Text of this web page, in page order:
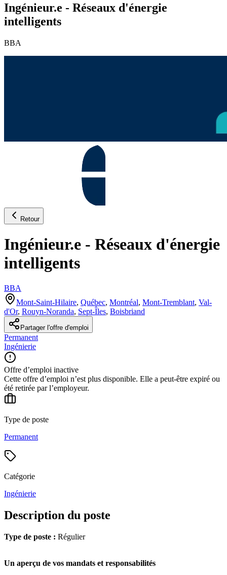
Ingénieur.e - Réseaux d'énergie
intelligents
BBA
Retour
Ingénieur.e - Réseaux d'énergie
intelligents
BBA
Mont-Saint-Hilaire, Québec, Montréal, Mont-Tremblant, Val-
d'Or, Rouyn-Noranda, Sept-Îles, Boisbriand
Partager l'offre d'emploi
Permanent
Ingénierie
Offre d’emploi inactive
Cette offre d’emploi n’est plus disponible. Elle a peut-être expiré ou
été retirée par l’employeur.
Type de poste
Permanent
Catégorie
Ingénierie
Description du poste
Type de poste : Régulier
Un aperçu de vos mandats et responsabilités